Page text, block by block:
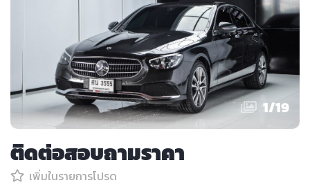
1/19
ติดต่อสอบถามราคา
เพิ่มในรายการโปรด